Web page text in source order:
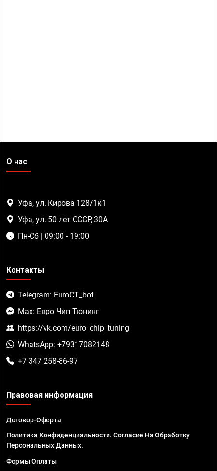
О нас
Уфа, ул. Кирова 128/1к1
Уфа, ул. 50 лет СССР, 30А
Пн-Сб | 09:00 - 19:00
Контакты
Telegram: EuroCT_bot
Max: Евро Чип Тюнинг
https://vk.com/euro_chip_tuning
WhatsApp: +79317082148
+7 347 258-86-97
Правовая информация
Договор-Оферта
Политика Конфиденциальности. Согласие На Обработку
Персональных Данных.
Формы Оплаты